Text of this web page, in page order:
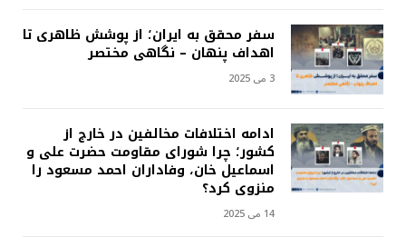
سفر محقق به ایران؛ از پوشش ظاهری تا
اهداف پنهان – نگاهی مختصر
3 می 2025
ادامه اختلافات مخالفین در خارج از
کشور؛ چرا شورای مقاومت حضرت علی و
اسماعیل خان، وفاداران احمد مسعود را
منزوی کرد؟
14 می 2025